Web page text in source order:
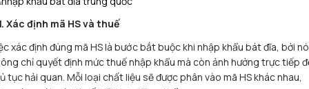
Xác định mã HS và thuế
xác định đúng mã HS là bước bắt buộc khi nhập khẩu bát đĩa, bởi nó
chỉ quyết định mức thuế nhập khẩu mà còn ảnh hưởng trực tiếp
tục hải quan. Mỗi loại chất liệu sẽ được phân vào mã HS khác nhau,